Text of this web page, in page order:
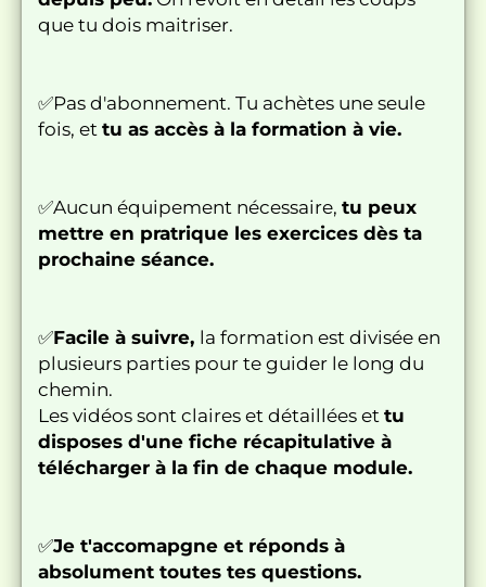
que tu dois maitriser.
✅Pas d'abonnement. Tu achètes une seule
fois, et tu as accès à la formation à vie.
✅Aucun équipement nécessaire, tu peux
mettre en pratrique les exercices dès ta
prochaine séance.
✅Facile à suivre, la formation est divisée en
plusieurs parties pour te guider le long du
chemin.
Les vidéos sont claires et détaillées et tu
disposes d'une fiche récapitulative à
télécharger à la fin de chaque module.
✅Je t'accomapgne et réponds à
absolument toutes tes questions.